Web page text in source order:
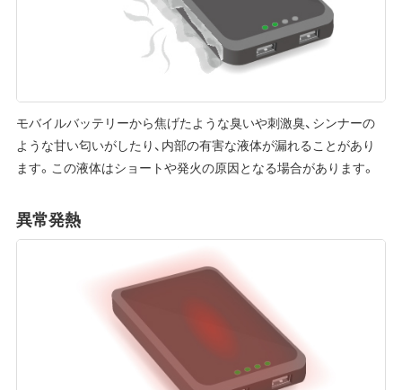
モバイルバッテリーから焦げたような臭いや刺激臭、シンナーの
ような甘い匂いがしたり、内部の有害な液体が漏れることがあり
ます。この液体はショートや発火の原因となる場合があります。
異常発熱